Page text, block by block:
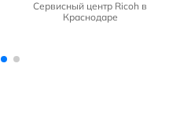
Сервисный центр Ricoh в
Краснодаре